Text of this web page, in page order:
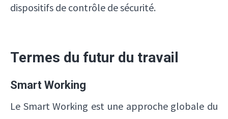
dispositifs de contrôle de sécurité.
Termes du futur du travail
Smart Working
Le Smart Working est une approche globale du